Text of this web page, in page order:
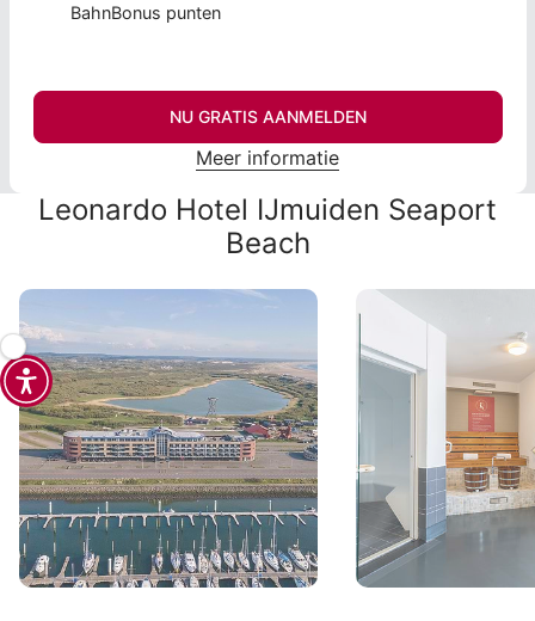
BahnBonus punten
NU GRATIS AANMELDEN
Meer informatie
Leonardo Hotel IJmuiden Seaport
Beach